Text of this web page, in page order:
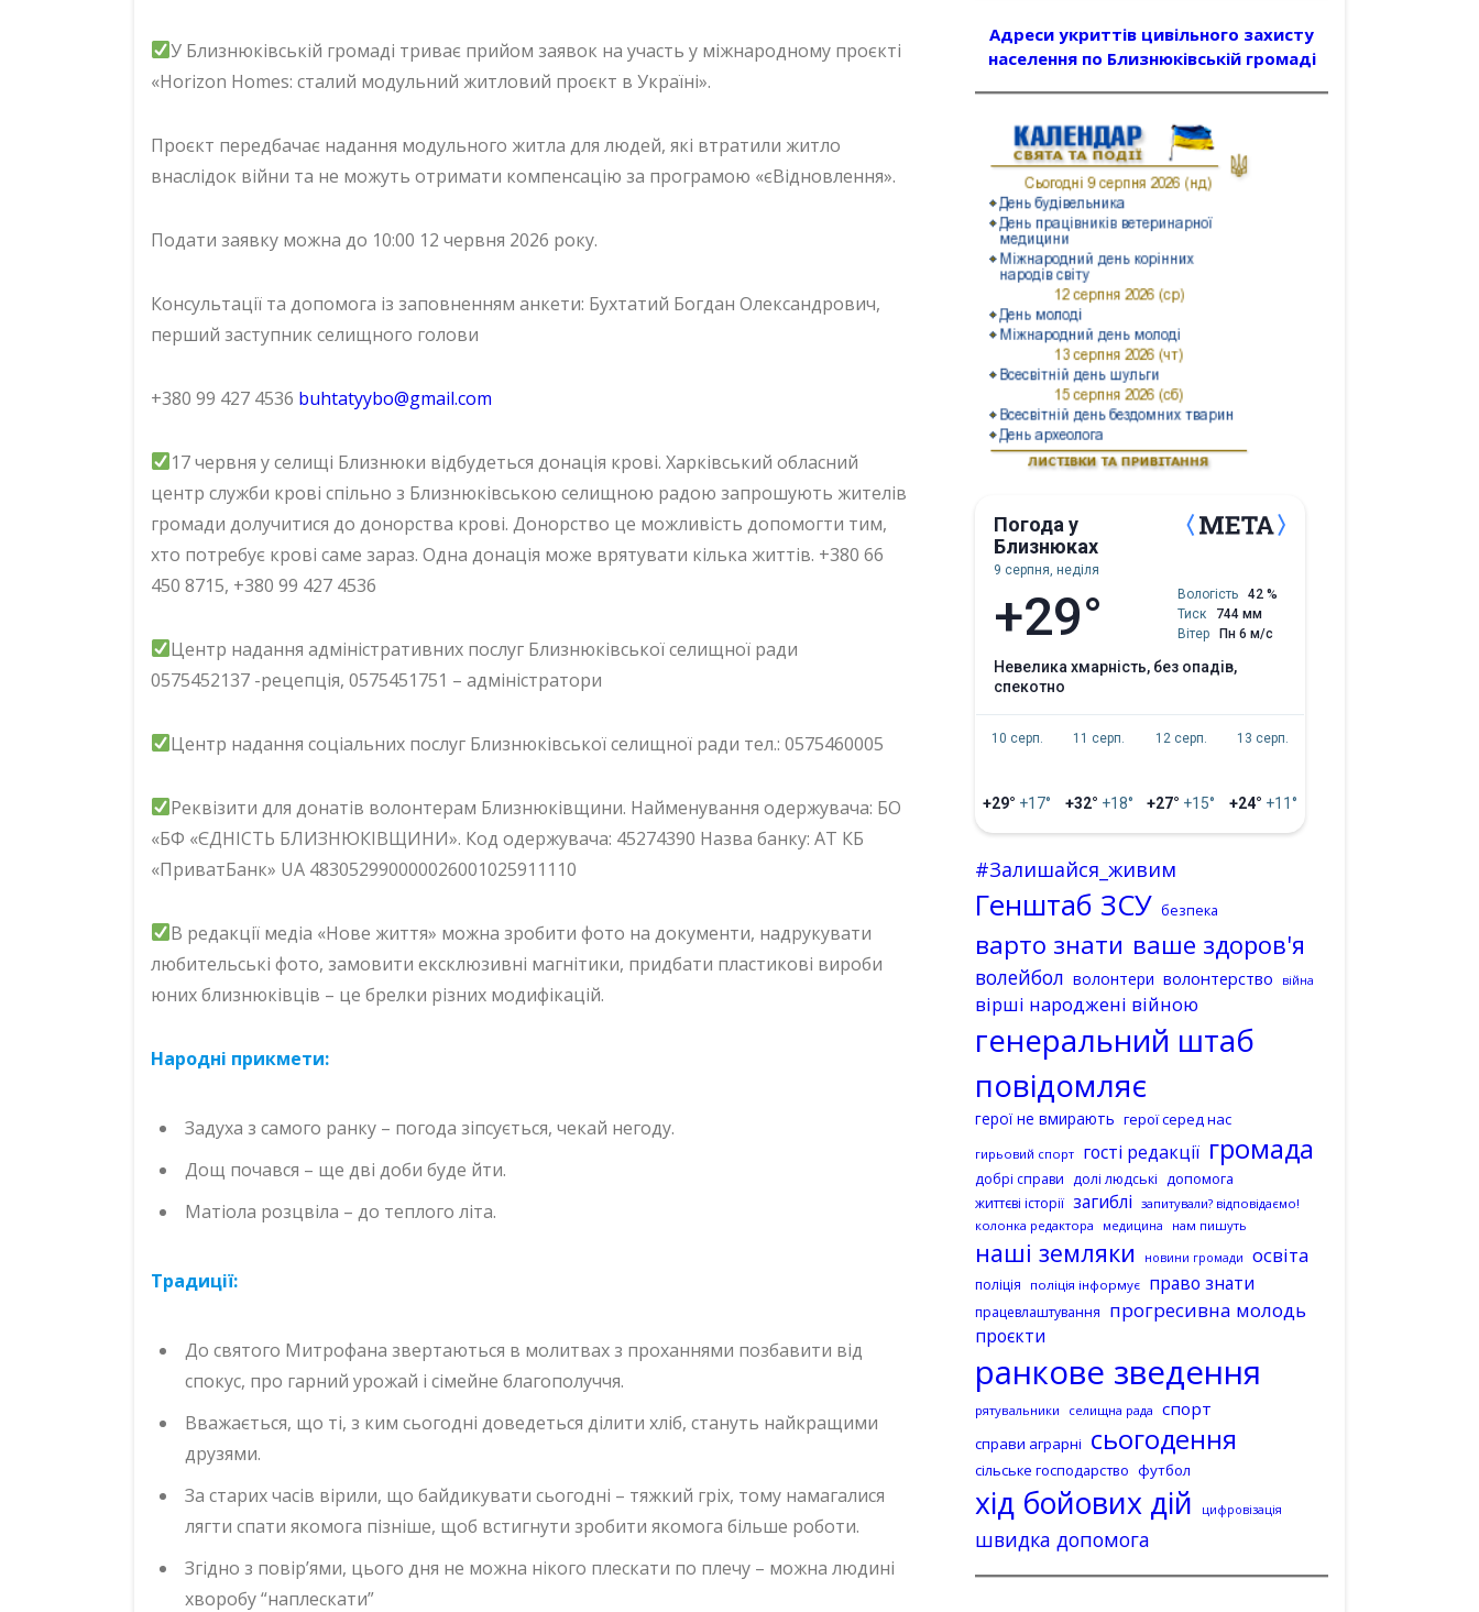
У Близнюківській громаді триває прийом заявок на участь у міжнародному проєкті
«Horizon Homes: сталий модульний житловий проєкт в Україні».
Проєкт передбачає надання модульного житла для людей, які втратили житло
внаслідок війни та не можуть отримати компенсацію за програмою «єВідновлення».
Подати заявку можна до 10:00 12 червня 2026 року.
Консультації та допомога із заповненням анкети: Бухтатий Богдан Олександрович,
перший заступник селищного голови
+380 99 427 4536 buhtatyybo@gmail.com
17 червня у селищі Близнюки відбудеться донація крові. Харківський обласний
центр служби крові спільно з Близнюківською селищною радою запрошують жителів
громади долучитися до донорства крові. Донорство це можливість допомогти тим,
хто потребує крові саме зараз. Одна донація може врятувати кілька життів. +380 66
450 8715, +380 99 427 4536
Центр надання адміністративних послуг Близнюківської селищної ради
0575452137 -рецепція, 0575451751 – адміністратори
Центр надання соціальних послуг Близнюківської селищної ради тел.: 0575460005
Реквізити для донатів волонтерам Близнюківщини. Найменування одержувача: БО
«БФ «ЄДНІСТЬ БЛИЗНЮКІВЩИНИ». Код одержувача: 45274390 Назва банку: АТ КБ
«ПриватБанк» UA 483052990000026001025911110
В редакції медіа «Нове життя» можна зробити фото на документи, надрукувати
любительські фото, замовити ексклюзивні магнітики, придбати пластикові вироби
юних близнюківців – це брелки різних модифікацій.
Народні прикмети:
Задуха з самого ранку – погода зіпсується, чекай негоду.
Дощ почався – ще дві доби буде йти.
Матіола розцвіла – до теплого літа.
Традиції:
До святого Митрофана звертаються в молитвах з проханнями позбавити від
спокус, про гарний урожай і сімейне благополуччя.
Вважається, що ті, з ким сьогодні доведеться ділити хліб, стануть найкращими
друзями.
За старих часів вірили, що байдикувати сьогодні – тяжкий гріх, тому намагалися
лягти спати якомога пізніше, щоб встигнути зробити якомога більше роботи.
Згідно з повір’ями, цього дня не можна нікого плескати по плечу – можна людині
хворобу “наплескати”
Адреси укриттів цивільного захисту
населення по Близнюківській громаді
Погода у
Близнюках
9 серпня, неділя
+29° Вологість
42 %
Тиск
744 мм
Вітер
Пн 6 м/с
невелика хмарність, без опадів,
спекотно
10 серп.
+29° +17°
11 серп.
+32° +18°
12 серп.
+27° +15°
13 серп.
+24° +11°
#Залишайся_живим
Генштаб ЗСУ безпека
варто знати ваше здоров'я
волейбол волонтери волонтерство війна
вірші народжені війною
генеральний штаб
повідомляє
герої не вмирають герої серед нас
гирьовий спорт гості редакції громада
добрі справи долі людські допомога
життєві історії загиблі запитували? відповідаємо!
колонка редактора
медицина нам пишуть
наші земляки новини громади освіта
поліція поліція інформує право знати
працевлаштування прогресивна молодь
проєкти
ранкове зведення
рятувальники селищна рада спорт
справи аграрні сьогодення
сільське господарство футбол
хід бойових дій цифровізація
швидка допомога